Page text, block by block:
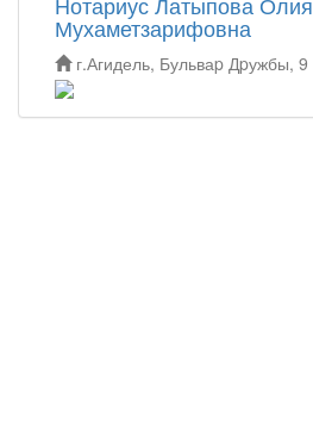
Мухаметзарифовна
г.Агидель, Бульваp Дpужбы, 9